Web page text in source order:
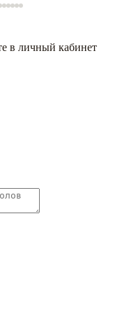
в личный кабинет